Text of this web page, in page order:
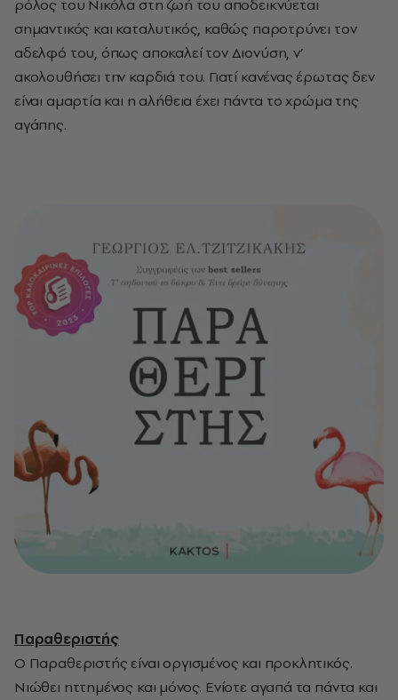
ρόλος του Νικόλα στη ζωή του αποδεικνύεται
σημαντικός και καταλυτικός, καθώς παροτρύνει τον
αδελφό του, όπως αποκαλεί τον Διονύση, ν’
ακολουθήσει την καρδιά του. Γιατί κανένας έρωτας δεν
είναι αμαρτία και η αλήθεια έχει πάντα το χρώμα της
αγάπης.
Παραθεριστής
Ο Παραθεριστής είναι οργισμένος και προκλητικός.
Νιώθει ηττημένος και μόνος. Ενίοτε αγαπά τα πάντα και